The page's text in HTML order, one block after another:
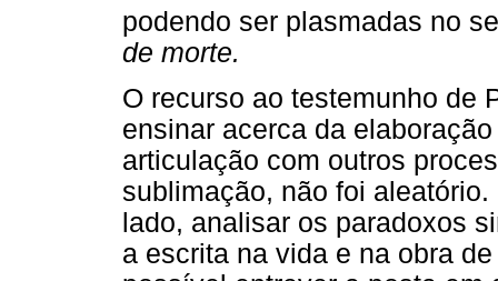
podendo ser plasmadas no
de morte.
O recurso ao testemunho de
ensinar acerca da
articulação com outros
sublimação, não foi
lado, analisar os paradoxos
a escrita na vida e na obra